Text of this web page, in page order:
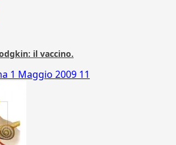
il vaccino.
1 Maggio 2009 11